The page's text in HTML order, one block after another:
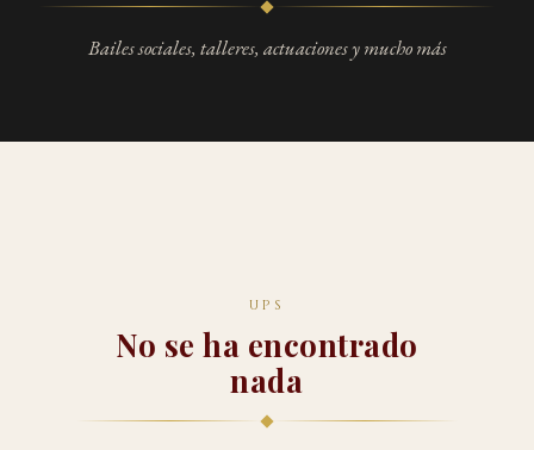
Bailes sociales, talleres, actuaciones y mucho más
UPS
No se ha encontrado
nada